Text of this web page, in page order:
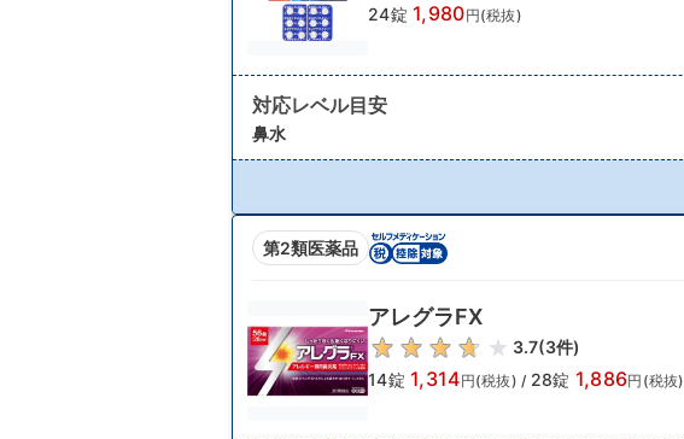
24錠 1,980円(税抜)
対応レベル目安
鼻水
第2類医薬品
アレグラFX
3.7(3件)
14錠 1,314円(税抜) / 28錠 1,886円(税抜)